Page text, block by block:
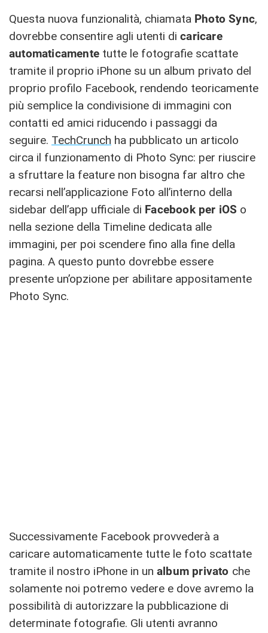
Questa nuova funzionalità, chiamata Photo Sync,
dovrebbe consentire agli utenti di caricare
automaticamente tutte le fotografie scattate
tramite il proprio iPhone su un album privato del
proprio profilo Facebook, rendendo teoricamente
più semplice la condivisione di immagini con
contatti ed amici riducendo i passaggi da
seguire. TechCrunch ha pubblicato un articolo
circa il funzionamento di Photo Sync: per riuscire
a sfruttare la feature non bisogna far altro che
recarsi nell’applicazione Foto all’interno della
sidebar dell’app ufficiale di Facebook per iOS o
nella sezione della Timeline dedicata alle
immagini, per poi scendere fino alla fine della
pagina. A questo punto dovrebbe essere
presente un’opzione per abilitare appositamente
Photo Sync.
Successivamente Facebook provvederà a
caricare automaticamente tutte le foto scattate
tramite il nostro iPhone in un album privato che
solamente noi potremo vedere e dove avremo la
possibilità di autorizzare la pubblicazione di
determinate fotografie. Gli utenti avranno